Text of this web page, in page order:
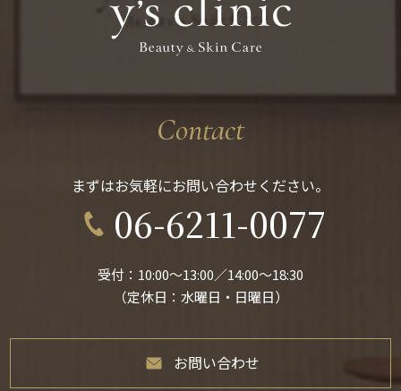
Contact
まずはお気軽にお問い合わせください。
06-6211-0077
受付：10:00〜13:00／14:00〜18:30
（定休日：水曜日・日曜日）
お問い合わせ